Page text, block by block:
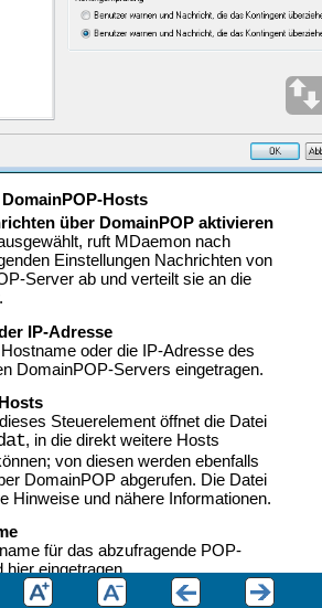
Hosts
über DomainPOP aktivieren
ruft MDaemon nach
Einstellungen Nachrichten von
Server ab und verteilt sie an die
IP-Adresse
oder die IP-Adresse des
DomainPOP-Servers eingetragen.
Steuerelement öffnet die Datei
, in die direkt weitere Hosts
von diesen werden ebenfalls
DomainPOP abgerufen. Die Datei
Hinweise und nähere Informationen.
für das abzufragende POP-
hier eingetragen.